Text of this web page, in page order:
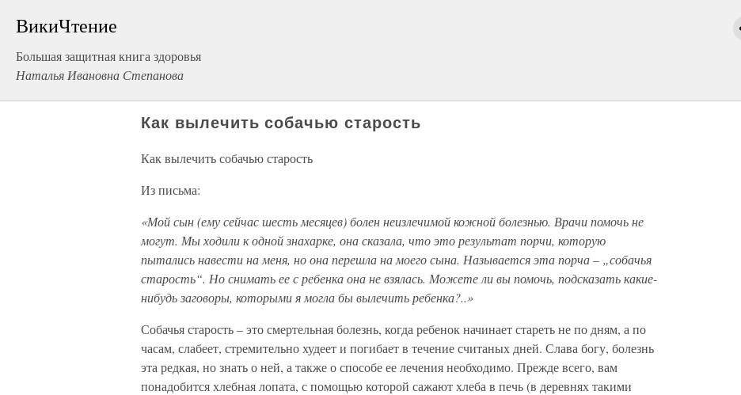
ВикиЧтение
Большая защитная книга здоровья
Наталья Ивановна Степанова
Как вылечить собачью старость
Как вылечить собачью старость
Из письма:
«Мой сын (ему сейчас шесть месяцев) болен неизлечимой кожной болезнью. Врачи помочь не
могут. Мы ходили к одной знахарке, она сказала, что это результат порчи, которую
пытались навести на меня, но она перешла на моего сына. Называется эта порча – „собачья
старость“. Но снимать ее с ребенка она не взялась. Можете ли вы помочь, подсказать какие-
нибудь заговоры, которыми я могла бы вылечить ребенка?..»
Собачья старость – это смертельная болезнь, когда ребенок начинает стареть не по дням, а по
часам, слабеет, стремительно худеет и погибает в течение считаных дней. Слава богу, болезнь
эта редкая, но знать о ней, а также о способе ее лечения необходимо. Прежде всего, вам
понадобится хлебная лопата, с помощью которой сажают хлеба в печь (в деревнях такими